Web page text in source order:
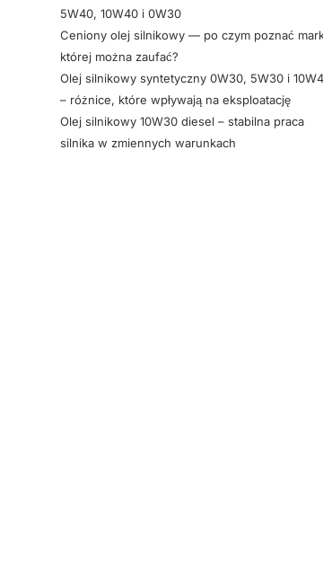
5W40, 10W40 i 0W30
Ceniony olej silnikowy — po czym poznać
której można zaufać?
Olej silnikowy syntetyczny 0W30, 5W30 i
– różnice, które wpływają na eksploatację
Olej silnikowy 10W30 diesel – stabilna praca
silnika w zmiennych warunkach